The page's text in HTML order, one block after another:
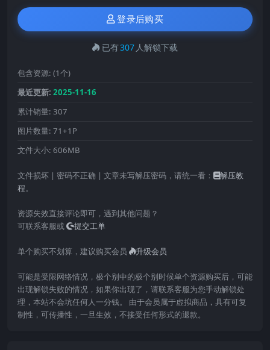
登录后购买
已有307 人解锁下载
包含资源: (1个)
最近更新: 2025-11-16
累计销量: 307
图片数量: 71+1P
文件大小: 606MB
文件损坏 | 密码不正确 | 文章未写解压密码，请统一看：
解压教
程。
资源失效直接评论即可，遇到其他问题？
可联系客服或
提交工单
单个购买不划算，建议购买会员 升级会员
可能是受限网络情况，极个别中的极个别时候单个资源购买后，可能
出现解锁失败的情况，如果你出现了，请联系客服为您手动解锁处
理，本站不会坑任何人一分钱。 由于会员属于虚拟商品，具有可复
制性，可传播性，一旦生效，不接受任何形式的退款。